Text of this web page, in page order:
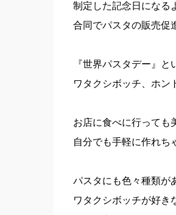
制定した記念日になる
合同でパスタの販売促
『世界パスタデー』と
ワタクシボッチ、ホン
お店に食べに行っても
自分でも手軽に作れ
パスタにも色々種類が
ワタクシボッチが好き